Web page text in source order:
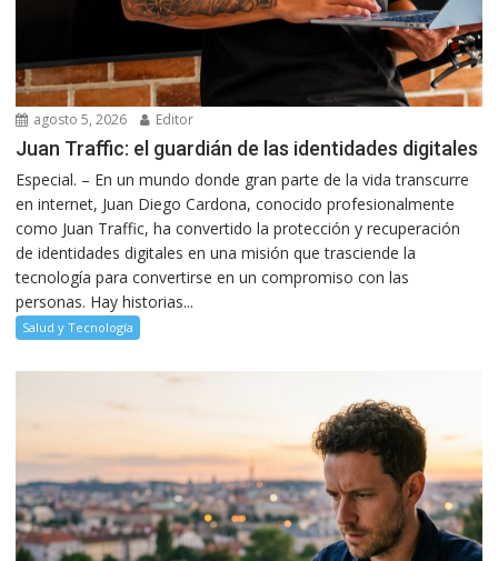
agosto 5, 2026 Editor
Juan Traffic: el guardián de las identidades digitales
Especial. – En un mundo donde gran parte de la vida transcurre
en internet, Juan Diego Cardona, conocido profesionalmente
como Juan Traffic, ha convertido la protección y recuperación
de identidades digitales en una misión que trasciende la
tecnología para convertirse en un compromiso con las
personas. Hay historias...
Salud y Tecnología